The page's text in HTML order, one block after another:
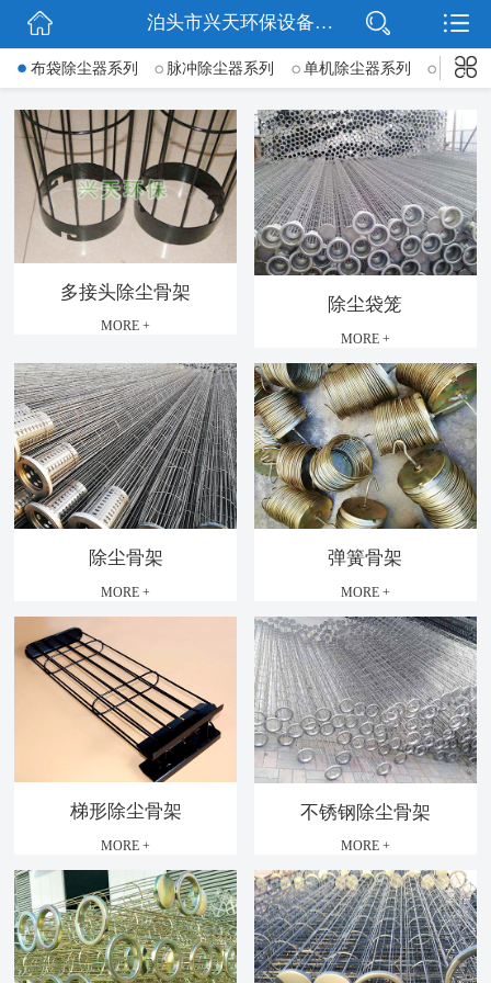
网站首页
新闻动态
产品展示
公司微信
联系我们
泊头市兴天环保设备有限公司
布袋除尘器系列 脉冲除尘器系列 单机除尘器系列 锅炉
多接头除尘骨架
MORE +
除尘袋笼
MORE +
除尘骨架
MORE +
弹簧骨架
MORE +
梯形除尘骨架
MORE +
不锈钢除尘骨架
MORE +